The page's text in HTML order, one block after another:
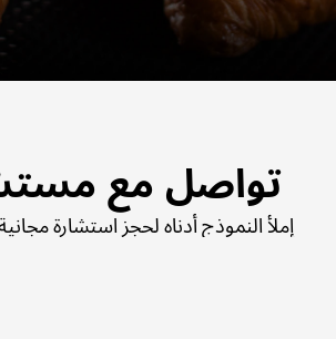
تواصل مع
إملأ النموذج أدناه لحجز استشارة